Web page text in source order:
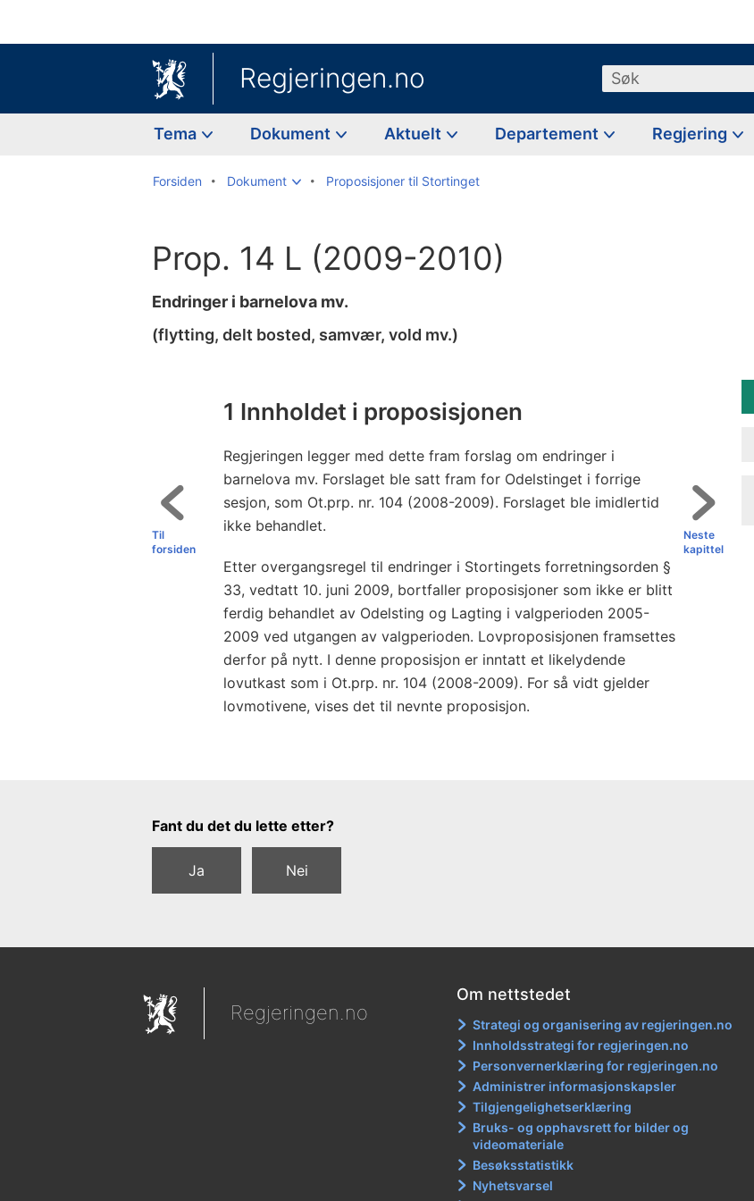
Regjeringen.no Søk
Tema Dokument Aktuelt Departement Regjering
Forsiden Dokument Proposisjoner til Stortinget
Prop. 14 L (2009-2010)
Endringer i barnelova mv.
(flytting, delt bosted, samvær, vold mv.)
1 Innholdet i proposisjonen
Regjeringen legger med dette fram forslag om endringer i
barnelova mv. Forslaget ble satt fram for Odelstinget i forrige
sesjon, som Ot.prp. nr. 104 (2008-2009). Forslaget ble imidlertid
ikke behandlet.
Etter overgangsregel til endringer i Stortingets forretningsorden §
33, vedtatt 10. juni 2009, bortfaller proposisjoner som ikke er blitt
ferdig behandlet av Odelsting og Lagting i valgperioden 2005-
2009 ved utgangen av valgperioden. Lovproposisjonen framsettes
derfor på nytt. I denne proposisjon er inntatt et likelydende
lovutkast som i Ot.prp. nr. 104 (2008-2009). For så vidt gjelder
lovmotivene, vises det til nevnte proposisjon.
Neste
kapittel
Til
forsiden
Tilbakemeldingsskjema
Fant du det du lette etter?
Ja Nei
Regjeringen.no
Om nettstedet
Strategi og organisering av regjeringen.no
Innholdsstrategi for regjeringen.no
Personvernerklæring for regjeringen.no
Administrer informasjonskapsler
Tilgjengelighetserklæring
Bruks- og opphavsrett for bilder og
videomateriale
Besøksstatistikk
Nyhetsvarsel